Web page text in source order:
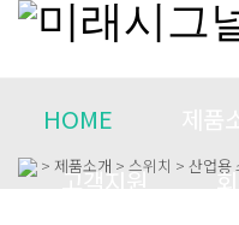
HOME
고객지원
> 제품소개 > 스위치 > 산업용